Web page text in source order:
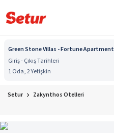
Green Stone Villas - Fortune Apartment
Giriş - Çıkış Tarihleri
1 Oda, 2 Yetişkin
Setur Zakynthos Otelleri